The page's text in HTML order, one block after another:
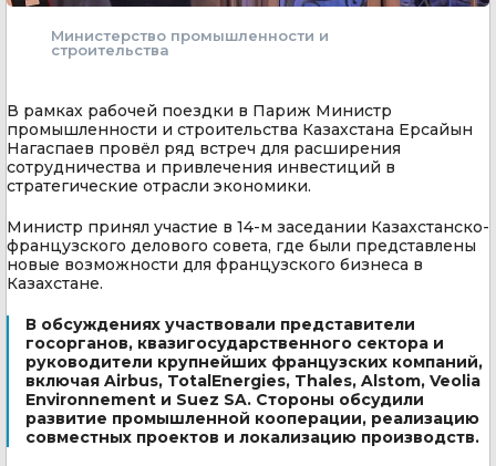
Министерство промышленности и
строительства
В рамках рабочей поездки в Париж Министр
промышленности и строительства Казахстана Ерсайын
Нагаспаев провёл ряд встреч для расширения
сотрудничества и привлечения инвестиций в
стратегические отрасли экономики.
Министр принял участие в 14-м заседании Казахстанско-
французского делового совета, где были представлены
новые возможности для французского бизнеса в
Казахстане.
В обсуждениях участвовали представители
госорганов, квазигосударственного сектора и
руководители крупнейших французских компаний,
включая Airbus, TotalEnergies, Thales, Alstom, Veolia
Environnement и Suez SA. Стороны обсудили
развитие промышленной кооперации, реализацию
совместных проектов и локализацию производств.